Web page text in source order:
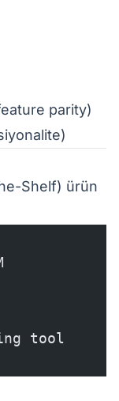
parity)
Shelf) ürün
tool